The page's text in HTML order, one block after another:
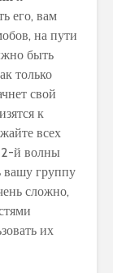
его, вам
на пути
быть
только
свой
к
всех
й волны
вашу группу
сложно,
их